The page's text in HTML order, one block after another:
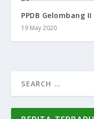
PPDB Gelombang II
19 May 2020